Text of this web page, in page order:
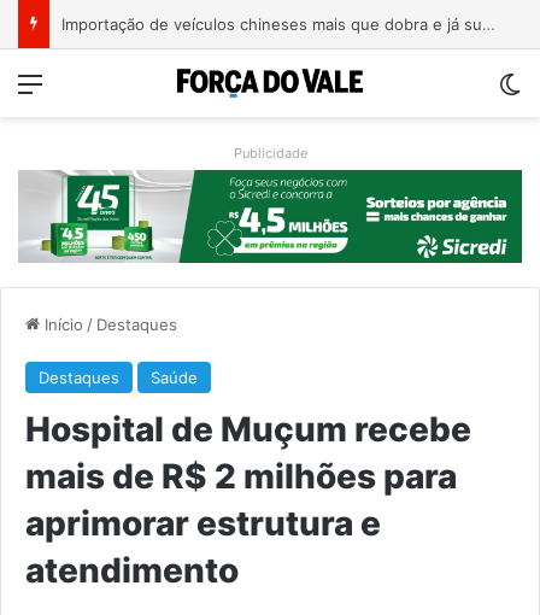
Estrada entre Roca Sales e Muçum é liberada após serviços de manutenção
Menu
Publicidade
Início / Destaques
Destaques Saúde
Hospital de Muçum recebe
mais de R$ 2 milhões para
aprimorar estrutura e
atendimento